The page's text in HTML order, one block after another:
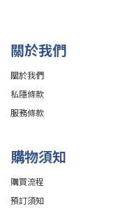
關於我們
關於我們
私隱條款
服務條款
購物須知
購買流程
預訂須知